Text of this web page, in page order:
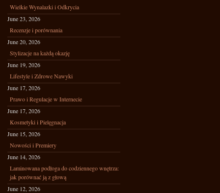
Wielkie Wynalazki i Odkrycia
June 23, 2026
Recenzje i porównania
June 20, 2026
Stylizacje na każdą okazję
June 19, 2026
Lifestyle i Zdrowe Nawyki
June 17, 2026
Prawo i Regulacje w Internecie
June 17, 2026
Kosmetyki i Pielęgnacja
June 15, 2026
Nowości i Premiery
June 14, 2026
Laminowana podłoga do codziennego wnętrza:
jak porównać ją z głową
June 12, 2026